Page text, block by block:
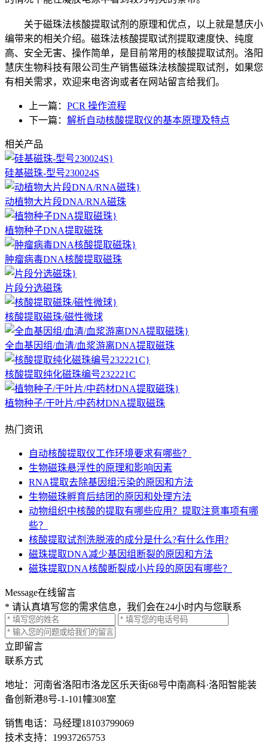
关于磁珠法核酸提取试剂的原理和优点，以上就是慧庆小
编带来的相关介绍。磁珠法核酸提取试剂提取速度快、纯度
高、安全无害、操作简单，是目前常用的核酸提取试剂。洛阳
慧庆生物科技有限公司生产销售磁珠法核酸提取试剂，如果您
有相关需求，欢迎来电咨询或者在网站留言给我们。
上一篇： PCR 操作流程
下一篇： 解析自动核酸提取仪的基本原理及特点
相关产品
硅基磁珠-型号230024S
动植物大片段DNA/RNA磁珠
植物种子DNA提取磁珠
肿瘤病毒DNA核酸提取磁珠
片段分选磁珠
核酸提取磁珠/磁性微球
全血基因组/血清/血浆游离DNA提取磁珠
核酸提取纯化磁珠编号232221C
植物种子/干叶片/中药材DNA提取磁珠
热门资讯
自动核酸提取仪工作环境要求有哪些？
生物磁珠悬浮性的原理和影响因素
RNA提取去除基因组污染的原因和方法
生物磁珠孵育后结团的原因和处理方法
动物组织中核酸的提取有哪些应用？提取注意事项有哪
些？
核酸提取试剂洗脱液的成分是什么?有什么作用?
磁珠提取DNA减少基因组断裂的原因和方法
磁珠提取DNA核酸断裂成小片段的原因有哪些？
Message在线留言
* 请认真填写您的需求信息，我们会在24小时内与您联系
立即留言
联系方式
地址：河南省洛阳市洛龙区乐天街68号中南高科·洛阳智能装
备创新港8号-1-101幢308室
销售电话：马经理18103799069
技术支持：19937265753